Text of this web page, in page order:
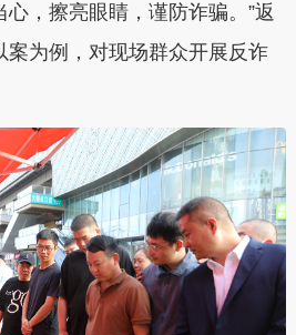
，擦亮眼睛，谨防诈骗。”返
案为例，对现场群众开展反诈